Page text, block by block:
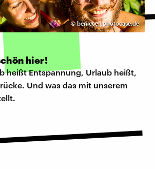
©benicce | photocase.de
hier!
heißt Entspannung, Urlaub heißt,
Und was das mit unserem